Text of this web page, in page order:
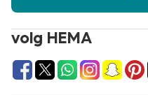
volg HEMA